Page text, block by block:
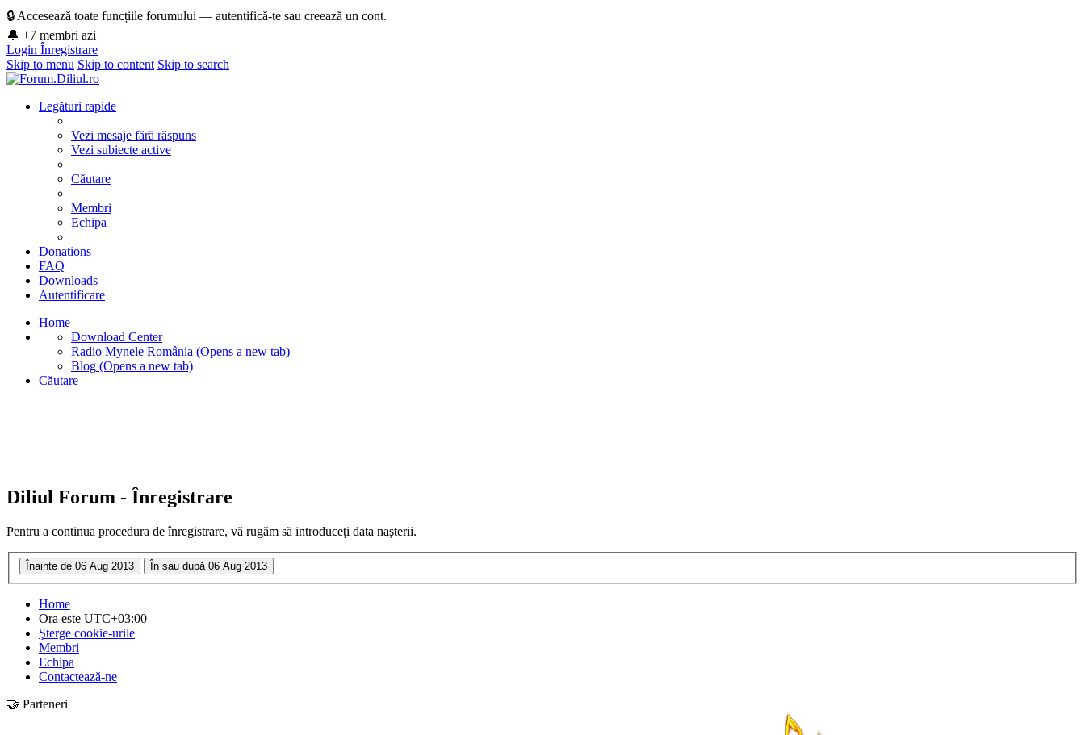
🔒 Accesează toate funcțiile forumului — autentifică-te sau creează un cont.
🔔 +7 membri azi
Login Înregistrare
Skip to menu Skip to content Skip to search
Legături rapide
Vezi mesaje fără răspuns
Vezi subiecte active
Căutare
Membri
Echipa
Donations
FAQ
Downloads
Autentificare
Home
Download Center
Radio Mynele România (Opens a new tab)
Blog (Opens a new tab)
Căutare
Diliul Forum - Înregistrare
Pentru a continua procedura de înregistrare, vă rugăm să introduceţi data naşterii.
Home
Ora este UTC+03:00
Şterge cookie-urile
Membri
Echipa
Contactează-ne
🤝 Parteneri